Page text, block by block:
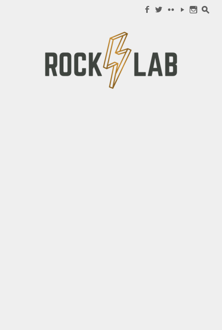
f w c y n s